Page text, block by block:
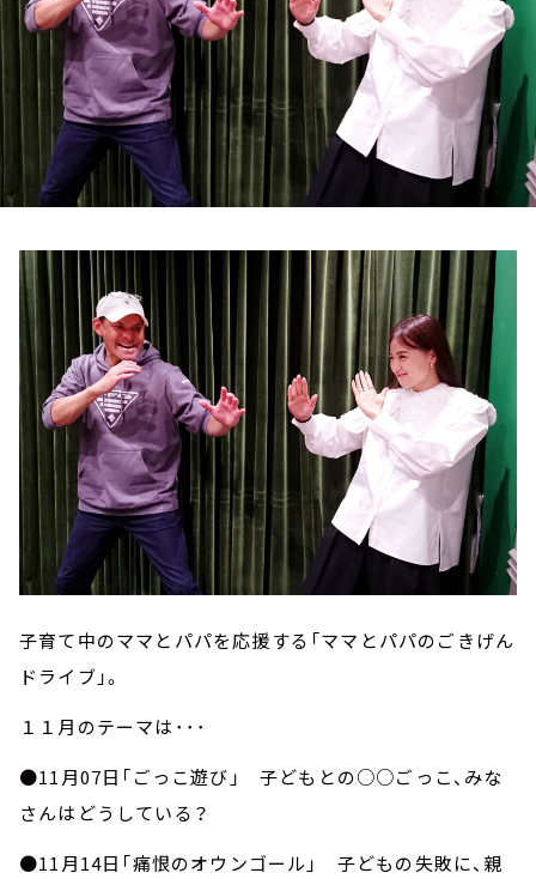
子育て中のママとパパを応援する「ママとパパのごきげん
ドライブ」。
１１月のテーマは･･･
●11月07日「ごっこ遊び」 子どもとの○○ごっこ、みな
さんはどうしている？
●11月14日「痛恨のオウンゴール」 子どもの失敗に、親